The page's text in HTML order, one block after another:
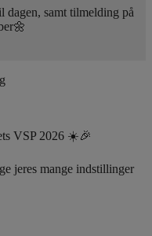
dagen, samt tilmelding på
VSP 2026 ☀️🎉
jeres mange indstillinger